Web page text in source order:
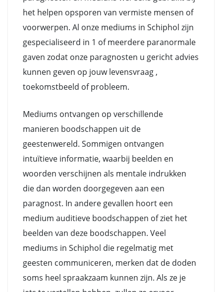
het helpen opsporen van vermiste mensen of
voorwerpen. Al onze mediums in Schiphol zijn
gespecialiseerd in 1 of meerdere paranormale
gaven zodat onze paragnosten u gericht advies
kunnen geven op jouw levensvraag ,
toekomstbeeld of probleem.
Mediums ontvangen op verschillende
manieren boodschappen uit de
geestenwereld. Sommigen ontvangen
intuïtieve informatie, waarbij beelden en
woorden verschijnen als mentale indrukken
die dan worden doorgegeven aan een
paragnost. In andere gevallen hoort een
medium auditieve boodschappen of ziet het
beelden van deze boodschappen. Veel
mediums in Schiphol die regelmatig met
geesten communiceren, merken dat de doden
soms heel spraakzaam kunnen zijn. Als ze je